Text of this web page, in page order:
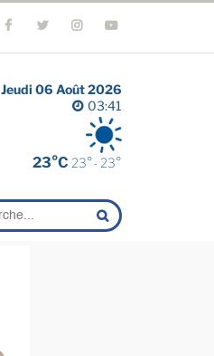
Jeudi 06 Août 2026
03:41
23°C 23°- 23°